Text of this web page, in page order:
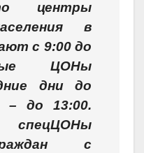
центры
в
с 9:00 до
ЦОНы
дни до
– до 13:00.
с